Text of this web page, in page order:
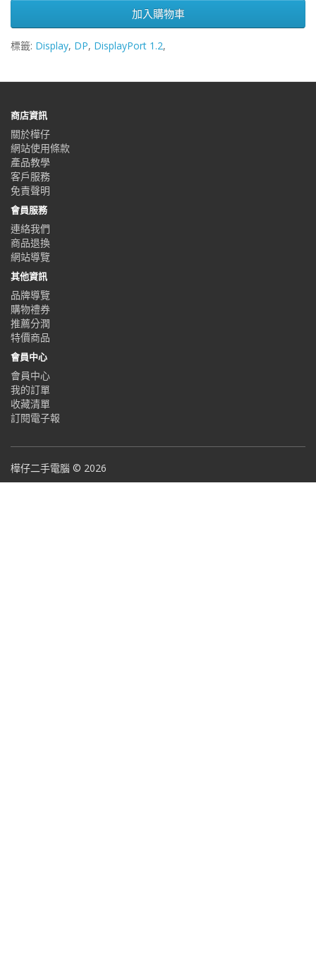
加入購物車
標籤: Display, DP, DisplayPort 1.2,
商店資訊
關於樺仔
網站使用條款
產品教學
客戶服務
免責聲明
會員服務
連絡我們
商品退換
網站導覽
其他資訊
品牌導覽
購物禮券
推薦分潤
特價商品
會員中心
會員中心
我的訂單
收藏清單
訂閱電子報
樺仔二手電腦 © 2026